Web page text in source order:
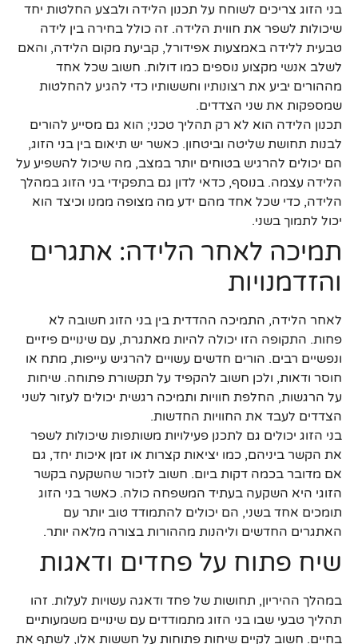
בני הזוג צריכים לשוחח על תכנון הלידה ולבצע החלטות יחד
שיכולות לשפר את חווית הלידה. זה כולל בחירה בין לידה
טבעית ללידה באמצעות אפידורל, קביעת מקום הלידה, והאם
לשלב אנשי מקצוע נוספים כמו דולות. חשוב שכל אחד
מההורים יביע את רצונותיו וחששותיו כדי להגיע להחלטות
שמספקות את שני הצדדים.
תכנון הלידה הוא לא רק תהליך טכני; הוא גם מסייע להורים
לבנות תחושת שליטה וביטחון. כאשר יש תיאום בין בני הזוג,
הם יכולים להרגיש בטוחים יותר במצב, מה שיכול להשפיע על
הלידה עצמה. בנוסף, כדאי לדון גם בתפקידי בני הזוג במהלך
הלידה, כדי שכל אחד מהם ידע מה מצופה ממנו וכיצד הוא
יכול לתמוך בשני.
תמיכה לאחר הלידה: אתגרים
והזדמנויות
לאחר הלידה, התמיכה ההדדית בין בני הזוג חשובה לא
פחות. התקופה הזו יכולה להיות מאתגרת, עם שינויים פיזיים
ונפשיים רבים. הורים חדשים עשויים להרגיש עייפות, מתח או
חוסר ודאות, ולכן חשוב להקפיד על תקשורת פתוחה. שיחות
על הרגשות, החלפת חוויות ותמיכה רגשית יכולים לעזור לשני
הצדדים לעבד את החוויות החדשות.
בני הזוג יכולים גם לתכנן פעילויות משותפות שיכולות לשפר
את הקשר ביניהם, כמו יציאות קצרות או זמן איכות יחד, גם
אם מדובר בכמה דקות ביום. חשוב לזכור שהשקעה בקשר
הזוגי היא השקעה בעתיד המשפחה כולה. כאשר בני הזוג
תומכים אחד בשני, הם יכולים להתמודד טוב יותר עם
האתגרים החדשים וליהנות מההורות בצורה מלאה יותר.
שיח פתוח על פחדים ודאגות
במהלך ההיריון, תחושות של פחד ודאגה עשויות לעלות. זהו
תהליך טבעי שבו בני הזוג מתמודדים עם שינויים משמעותיים
בחיים. חשוב לקיים שיחות פתוחות על חששות אלו, לשתף את